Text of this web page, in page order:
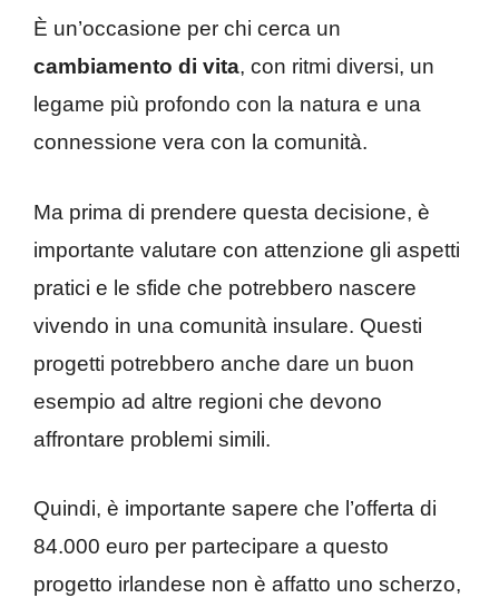
È un’occasione per chi cerca un
cambiamento di vita, con ritmi diversi, un
legame più profondo con la natura e una
connessione vera con la comunità.
Ma prima di prendere questa decisione, è
importante valutare con attenzione gli aspetti
pratici e le sfide che potrebbero nascere
vivendo in una comunità insulare. Questi
progetti potrebbero anche dare un buon
esempio ad altre regioni che devono
affrontare problemi simili.
Quindi, è importante sapere che l’offerta di
84.000 euro per partecipare a questo
progetto irlandese non è affatto uno scherzo,